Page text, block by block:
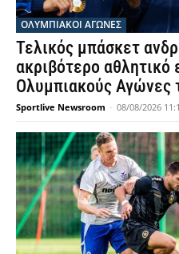
ΟΛΥΜΠΙΑΚΟΊ ΑΓΏΝΕΣ
Τελικός μπάσκετ
ακριβότερο αθλητικό
Ολυμπιακούς Αγώνες
Sportlive Newsroom - 08/08/2026